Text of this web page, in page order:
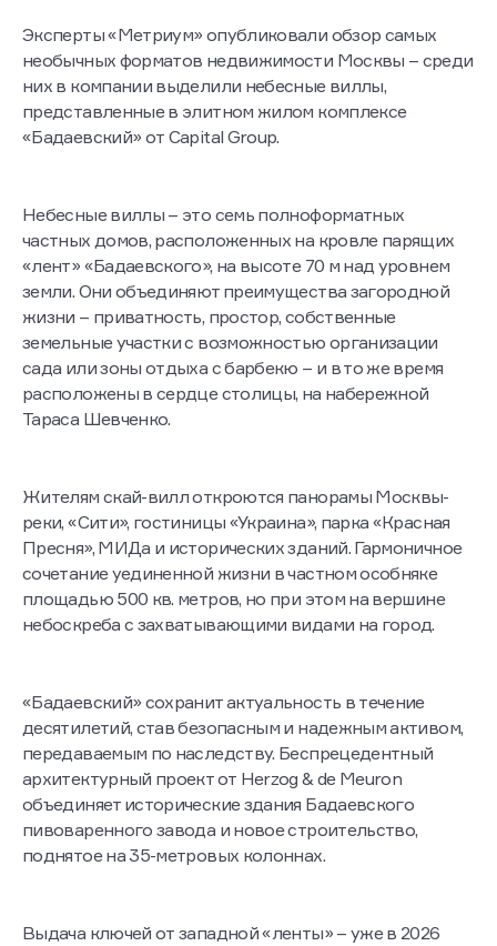
Эксперты «Метриум» опубликовали обзор самых
необычных форматов недвижимости Москвы – среди
них в компании выделили небесные виллы,
представленные в элитном жилом комплексе
«Бадаевский» от Capital Group.
Небесные виллы – это семь полноформатных
частных домов, расположенных на кровле парящих
«лент» «Бадаевского», на высоте 70 м над уровнем
земли. Они объединяют преимущества загородной
жизни – приватность, простор, собственные
земельные участки с возможностью организации
сада или зоны отдыха с барбекю – и в то же время
расположены в сердце столицы, на набережной
Тараса Шевченко.
Жителям скай-вилл откроются панорамы Москвы-
реки, «Сити», гостиницы «Украина», парка «Красная
Пресня», МИДа и исторических зданий. Гармоничное
сочетание уединенной жизни в частном особняке
площадью 500 кв. метров, но при этом на вершине
небоскреба с захватывающими видами на город.
«Бадаевский» сохранит актуальность в течение
десятилетий, став безопасным и надежным активом,
передаваемым по наследству. Беспрецедентный
архитектурный проект от Herzog & de Meuron
объединяет исторические здания Бадаевского
пивоваренного завода и новое строительство,
поднятое на 35-метровых колоннах.
Выдача ключей от западной «ленты» – уже в 2026